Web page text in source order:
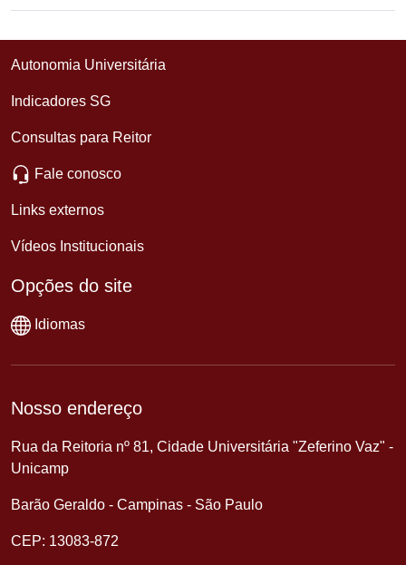
Autonomia Universitária
Indicadores SG
Consultas para Reitor
Fale conosco
Links externos
Vídeos Institucionais
Opções do site
Idiomas
Nosso endereço
Rua da Reitoria nº 81, Cidade Universitária "Zeferino Vaz" -
Unicamp
Barão Geraldo - Campinas - São Paulo
CEP: 13083-872